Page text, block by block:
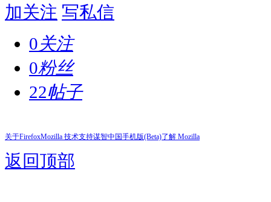
加关注 写私信
0关注
0粉丝
22帖子
关于FirefoxMozilla 技术支持谋智中国手机版(Beta)了解 Mozilla
返回顶部